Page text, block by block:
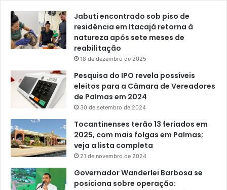
Jabuti encontrado sob piso de
residência em Itacajá retorna à
natureza após sete meses de
reabilitação
18 de dezembro de 2025
Pesquisa do IPO revela possíveis
eleitos para a Câmara de Vereadores
de Palmas em 2024
30 de setembro de 2024
Tocantinenses terão 13 feriados em
2025, com mais folgas em Palmas;
veja a lista completa
21 de novembro de 2024
Governador Wanderlei Barbosa se
posiciona sobre operação: